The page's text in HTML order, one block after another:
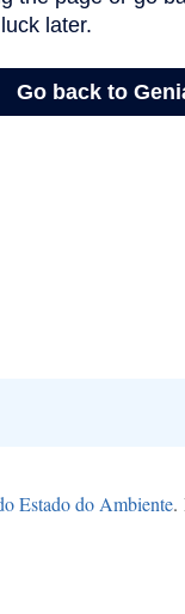
Estado do Ambiente.